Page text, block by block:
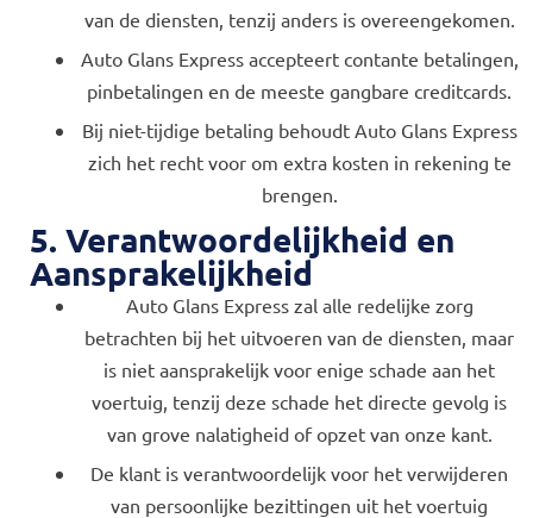
van de diensten, tenzij anders is overeengekomen.
Auto Glans Express accepteert contante betalingen,
pinbetalingen en de meeste gangbare creditcards.
Bij niet-tijdige betaling behoudt Auto Glans Express
zich het recht voor om extra kosten in rekening te
brengen.
5. Verantwoordelijkheid en
Aansprakelijkheid
Auto Glans Express zal alle redelijke zorg
betrachten bij het uitvoeren van de diensten, maar
is niet aansprakelijk voor enige schade aan het
voertuig, tenzij deze schade het directe gevolg is
van grove nalatigheid of opzet van onze kant.
De klant is verantwoordelijk voor het verwijderen
van persoonlijke bezittingen uit het voertuig